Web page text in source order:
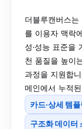
더블루캔버스는
를 이용자 맥락
성·성능 표준을
천 품질을 높이
과정을 지원합
메인에서 누적
카드·상세 템
구조화 데이터